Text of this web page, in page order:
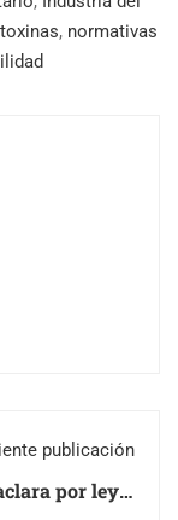
, normativas
publicación
por ley a